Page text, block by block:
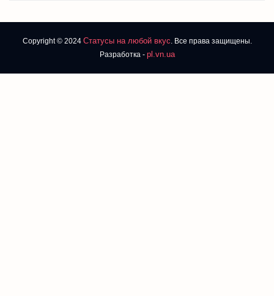
Copyright © 2024 Статусы на любой вкус. Все права защищены.
Разработка - pl.vn.ua